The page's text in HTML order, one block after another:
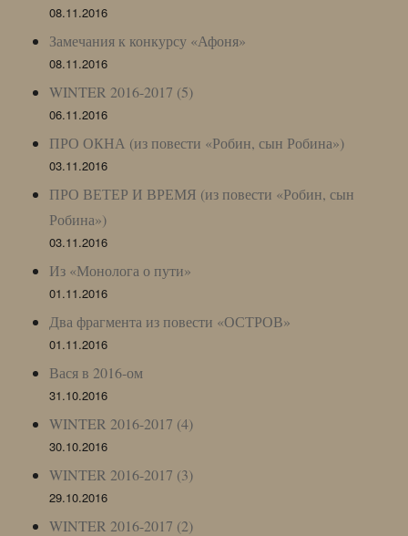
08.11.2016
Замечания к конкурсу «Афоня»
08.11.2016
WINTER 2016-2017 (5)
06.11.2016
ПРО ОКНА (из повести «Робин, сын Робина»)
03.11.2016
ПРО ВЕТЕР И ВРЕМЯ (из повести «Робин, сын
Робина»)
03.11.2016
Из «Монолога о пути»
01.11.2016
Два фрагмента из повести «ОСТРОВ»
01.11.2016
Вася в 2016-ом
31.10.2016
WINTER 2016-2017 (4)
30.10.2016
WINTER 2016-2017 (3)
29.10.2016
WINTER 2016-2017 (2)